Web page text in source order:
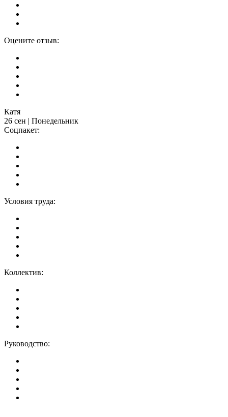
Оцените отзыв:
Катя
26 сен | Понедельник
Соцпакет:
Условия труда:
Коллектив:
Руководство: